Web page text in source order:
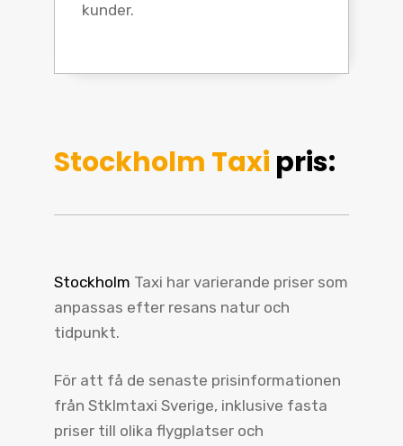
kunder.
Stockholm Taxi pris:
Stockholm Taxi har varierande priser som
anpassas efter resans natur och
tidpunkt.
För att få de senaste prisinformationen
från Stklmtaxi Sverige, inklusive fasta
priser till olika flygplatser och